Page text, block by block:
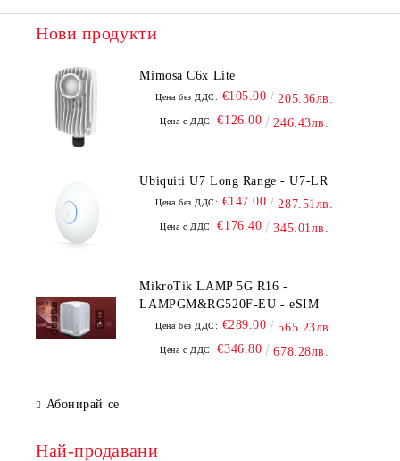
Нови продукти
Mimosa C6x Lite
Цена без ДДС: €105.00 205.36лв.
Цена с ДДС: €126.00 246.43лв.
Ubiquiti U7 Long Range - U7-LR
Цена без ДДС: €147.00 287.51лв.
Цена с ДДС: €176.40 345.01лв.
MikroTik LAMP 5G R16 -
LAMPGM&RG520F-EU - eSIM
Цена без ДДС: €289.00 565.23лв.
Цена с ДДС: €346.80 678.28лв.
Абонирай се
Най-продавани